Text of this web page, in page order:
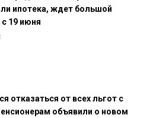
ипотека, ждет большой
19 июня
отказаться от всех льгот с
объявили о новом